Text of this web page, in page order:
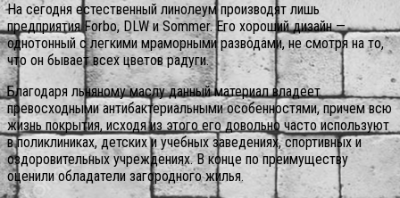
На сегодня естественный линолеум производят лишь
предприятия Forbo, DLW и Sommer. Его хороший дизайн —
однотонный с легкими мраморными разводами, не смотря на то,
что он бывает всех цветов радуги.
Благодаря льняному маслу данный материал владеет
превосходными антибактериальными особенностями, причем всю
жизнь покрытия, исходя из этого его довольно часто используют
в поликлиниках, детских и учебных заведениях, спортивных и
оздоровительных учреждениях. В конце по преимуществу
оценили обладатели загородного жилья.